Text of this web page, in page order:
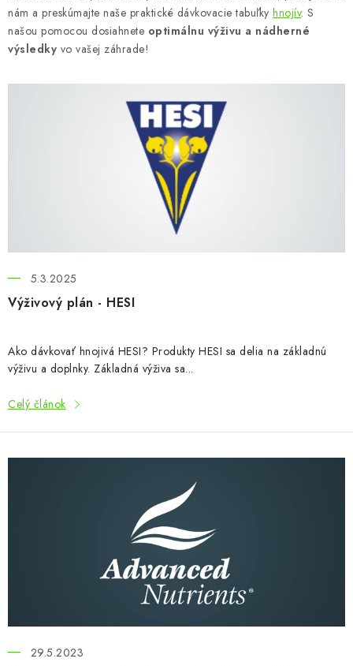
nám a preskúmajte naše praktické dávkovacie tabuľky hnojív. S
našou pomocou dosiahnete optimálnu výživu a nádherné
výsledky vo vašej záhrade!
V
k
o
Výživový plán - HESI
5.3.2025
Ako dávkovať hnojivá HESI? Produkty HESI sa delia na základnú
výživu a doplnky. Základná výživa sa...
Celý článok
29.5.2023